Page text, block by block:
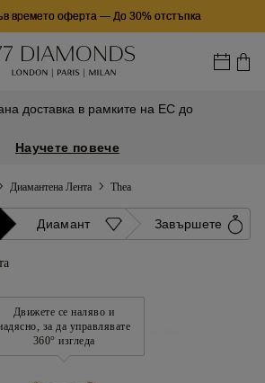
времето оферта— До 30% отстъпка
доставка в рамките на ЕС до
Научете повече
Диамантена Лента Thea
Диамант Завършете
Движете се наляво и
за да управлявате
360° изгледа